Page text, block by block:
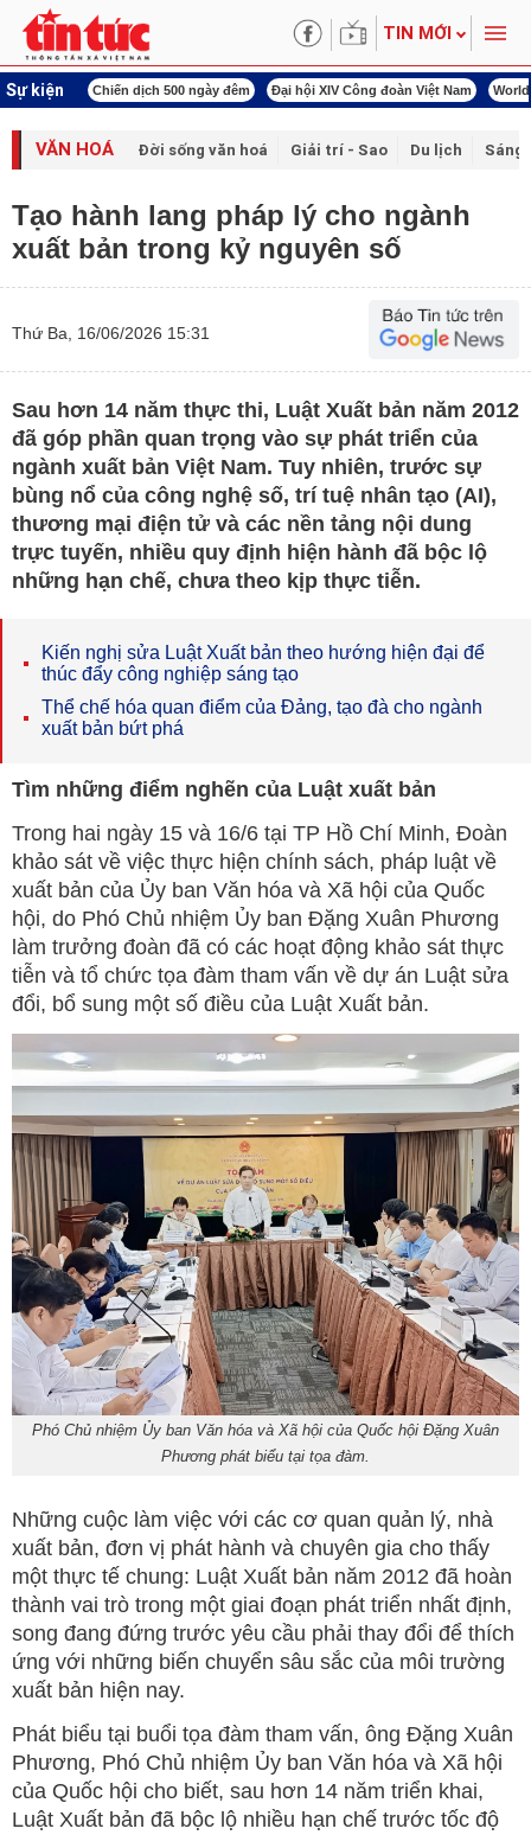
TIN MỚI
Sự kiện
ngày đêm Đại hội XIV Công đoàn Việt Nam World Cup 2026 Kỳ họp thứ
VĂN HOÁ Đời sống văn hoá Giải trí - Sao Du lịch Sáng
Tạo hành lang pháp lý cho ngành
xuất bản trong kỷ nguyên số
Thứ Ba, 16/06/2026 15:31
Sau hơn 14 năm thực thi, Luật Xuất bản năm 2012
đã góp phần quan trọng vào sự phát triển của
ngành xuất bản Việt Nam. Tuy nhiên, trước sự
bùng nổ của công nghệ số, trí tuệ nhân tạo (AI),
thương mại điện tử và các nền tảng nội dung
trực tuyến, nhiều quy định hiện hành đã bộc lộ
những hạn chế, chưa theo kịp thực tiễn.
Kiến nghị sửa Luật Xuất bản theo hướng hiện đại để
thúc đẩy công nghiệp sáng tạo
Thể chế hóa quan điểm của Đảng, tạo đà cho ngành
xuất bản bứt phá
Tìm những điểm nghẽn của Luật xuất bản
Trong hai ngày 15 và 16/6 tại TP Hồ Chí Minh, Đoàn
khảo sát về việc thực hiện chính sách, pháp luật về
xuất bản của Ủy ban Văn hóa và Xã hội của Quốc
hội, do Phó Chủ nhiệm Ủy ban Đặng Xuân Phương
làm trưởng đoàn đã có các hoạt động khảo sát thực
tiễn và tổ chức tọa đàm tham vấn về dự án Luật sửa
đổi, bổ sung một số điều của Luật Xuất bản.
Phó Chủ nhiệm Ủy ban Văn hóa và Xã hội của Quốc hội Đặng Xuân
Phương phát biểu tại tọa đàm.
Những cuộc làm việc với các cơ quan quản lý, nhà
xuất bản, đơn vị phát hành và chuyên gia cho thấy
một thực tế chung: Luật Xuất bản năm 2012 đã hoàn
thành vai trò trong một giai đoạn phát triển nhất định,
song đang đứng trước yêu cầu phải thay đổi để thích
ứng với những biến chuyển sâu sắc của môi trường
xuất bản hiện nay.
Phát biểu tại buổi tọa đàm tham vấn, ông Đặng Xuân
Phương, Phó Chủ nhiệm Ủy ban Văn hóa và Xã hội
của Quốc hội cho biết, sau hơn 14 năm triển khai,
Luật Xuất bản đã bộc lộ nhiều hạn chế trước tốc độ